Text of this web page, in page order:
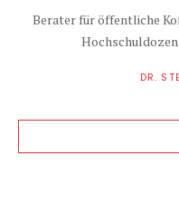
Berater für öffentliche
DR.